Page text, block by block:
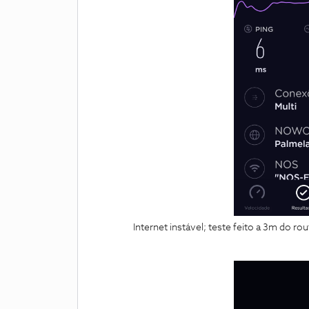
Internet instável; teste feito a 3m do